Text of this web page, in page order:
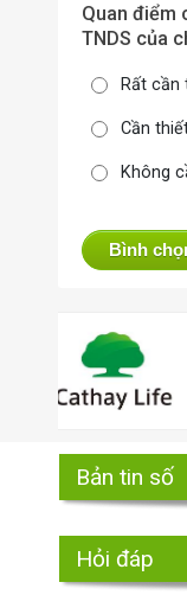
Quan điểm
TNDS của
Rất cần
Cần
Không
Bình
Bản tin số
Hỏi đáp